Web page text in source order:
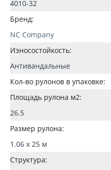
4010-32
Бренд:
NC Company
Износостойкость:
Антивандальные
Кол-во рулонов в упаковке:
Площадь рулона м2:
26.5
Размер рулона:
1.06 x 25 м
Структура: